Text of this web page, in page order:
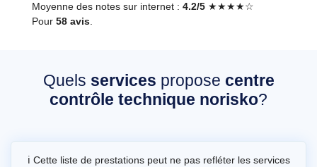
Moyenne des notes sur internet : 4.2/5 ★★★★☆
Pour 58 avis
Quels services propose centre
contrôle technique norisko?
ℹ️ Cette liste de prestations peut ne pas refléter les services